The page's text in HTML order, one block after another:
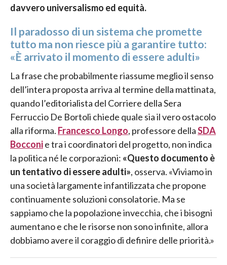
davvero universalismo ed equità.
Il paradosso di un sistema che promette
tutto ma non riesce più a garantire tutto:
«È arrivato il momento di essere adulti»
La frase che probabilmente riassume meglio il senso
dell’intera proposta arriva al termine della mattinata,
quando l’editorialista del Corriere della Sera
Ferruccio De Bortoli chiede quale sia il vero ostacolo
alla riforma. Francesco Longo, professore dellaSDA
Bocconie tra i coordinatori del progetto, non indica
la politica né le corporazioni: «Questo documento è
un tentativo di essere adulti», osserva. «Viviamo in
una società largamente infantilizzata che propone
continuamente soluzioni consolatorie. Ma se
sappiamo che la popolazione invecchia, che i bisogni
aumentano e che le risorse non sono infinite, allora
dobbiamo avere il coraggio di definire delle priorità.»